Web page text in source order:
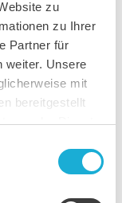
zu
zu Ihrer
Partner für
weiter. Unsere
mit
bereitgestellt
der Dienste